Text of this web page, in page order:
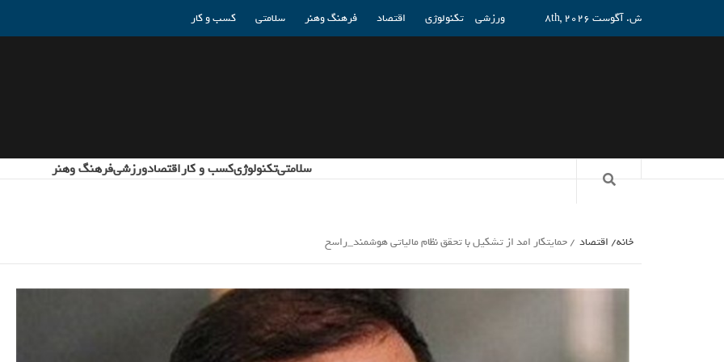
ش. آگوست 8th, 2026 ورزشی تکنولوژی اقتصاد فرهنگ وهنر سلامتی کسب و کار
سلامتیتکنولوژیکسب و کاراقتصادورزشیفرهنگ وهنر
خانه اقتصاد حمایتکار امد از تشکیل با تحقق نظام مالیاتی هوشمند_راسخ